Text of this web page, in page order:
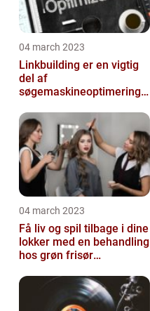
04 march 2023
Linkbuilding er en vigtig
del af
søgemaskineoptimeringe
04 march 2023
Få liv og spil tilbage i dine
lokker med en behandling
hos grøn frisør